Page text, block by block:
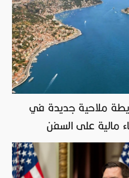
ملاحية جديدة في
مالية على السفن